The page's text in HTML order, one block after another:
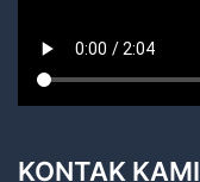
KONTAK KAMI